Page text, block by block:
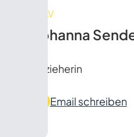
MAV
Johanna
Erzieherin
Email schreiben